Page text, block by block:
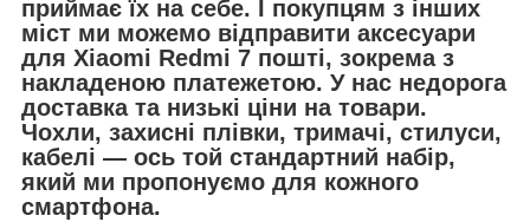
приймає їх на себе. І покупцям з інших
міст ми можемо відправити аксесуари
для Xiaomi Redmi 7 пошті, зокрема з
накладеною платежетою. У нас недорога
доставка та низькі ціни на товари.
Чохли, захисні плівки, тримачі, стилуси,
кабелі — ось той стандартний набір,
який ми пропонуємо для кожного
смартфона.